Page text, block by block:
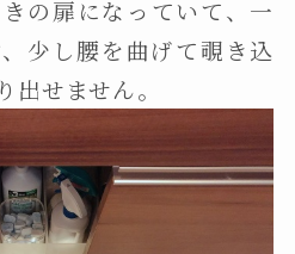
の扉になっていて、一
少し腰を曲げて覗き込
出せません。